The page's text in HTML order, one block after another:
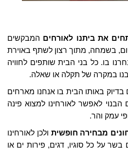
את ביתנו לאורחים המבקשים
בשמחה, מתוך רצון לשתף באוירת
בו. כל בני הבית שותפים לחוויה
בנו במקרה של תקלה או שאלה.
בדיוק באותו הבית בו אנחנו מארחים
לאפשר לאורחינו למצוא פינה
עמק והר.
מבחירה חופשית ולכן לאורחינו
על כל סוגיו, דגים, פירות ים או